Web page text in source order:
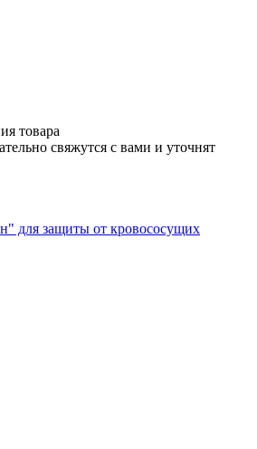
товара
свяжутся с вами и уточнят
для защиты от кровососущих